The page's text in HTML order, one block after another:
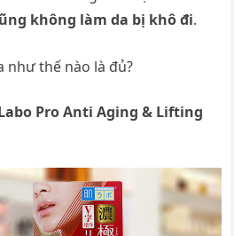
không làm da bị khô đi.
như thế nào là đủ?
Pro Anti Aging & Lifting